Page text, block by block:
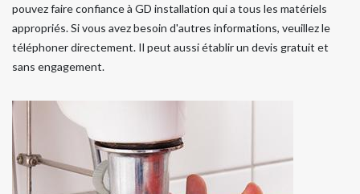
pouvez faire confiance à GD installation qui a tous les matériels
appropriés. Si vous avez besoin d'autres informations, veuillez le
téléphoner directement. Il peut aussi établir un devis gratuit et
sans engagement.